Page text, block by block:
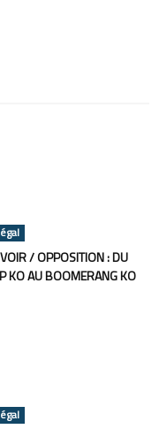
/ OPPOSITION : DU
KO AU BOOMERANG KO